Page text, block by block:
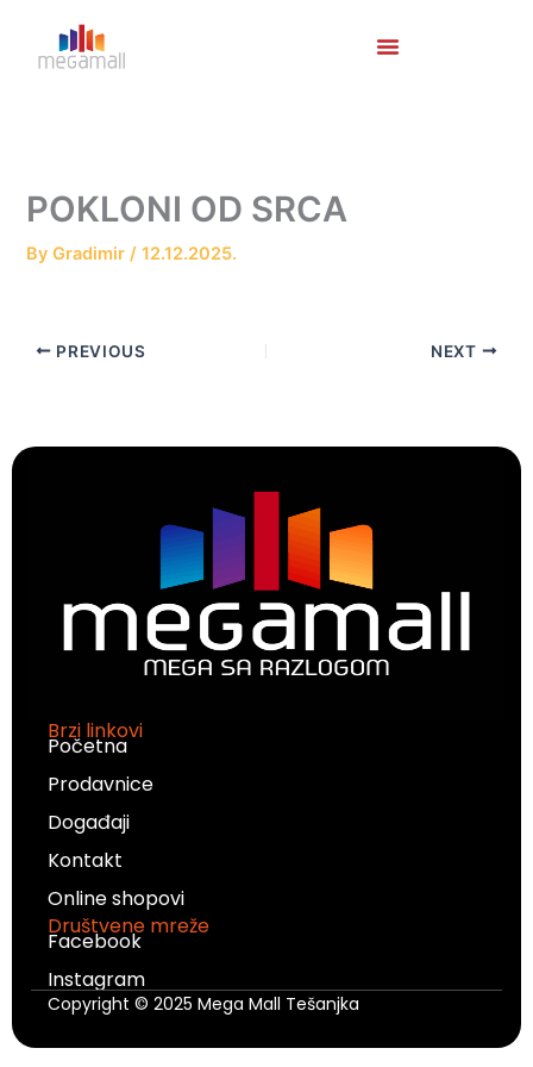
content
POKLONI OD SRCA
ByGradimir/12.12.2025.
PREVIOUS NEXT
Brzi linkovi
Početna
Prodavnice
Događaji
Kontakt
Online shopovi
Društvene mreže
Facebook
Instagram
Copyright © 2025 Mega Mall Tešanjka